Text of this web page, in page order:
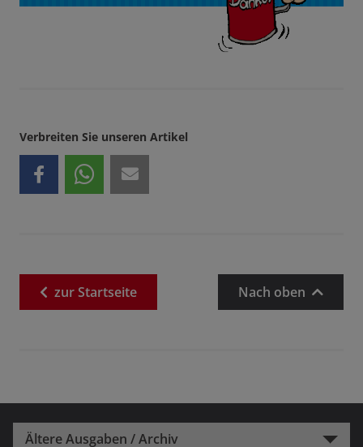
Verbreiten Sie unseren Artikel
zurStartseite Nach oben
Ältere Ausgaben / Archiv